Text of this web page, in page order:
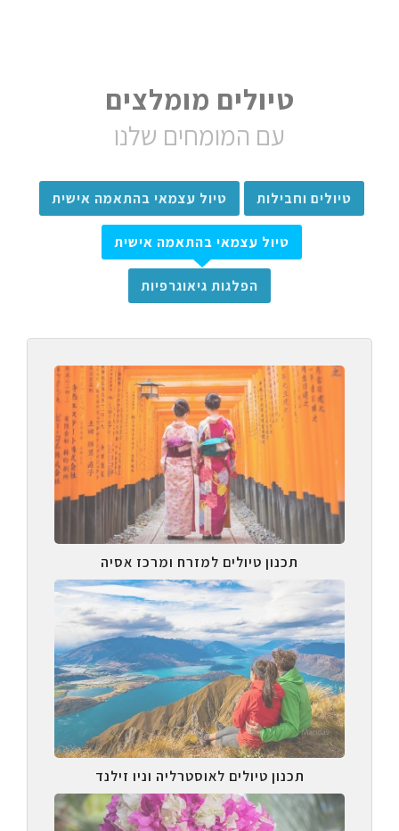
טיולים מומלצים
עם המומחים שלנו
טיולים וחבילות טיול עצמאי בהתאמה אישית
טיול עצמאי בהתאמה אישית
הפלגות גיאוגרפיות
תכנון טיולים למזרח ומרכז אסיה
תכנון טיולים לאוסטרליה וניו זילנד